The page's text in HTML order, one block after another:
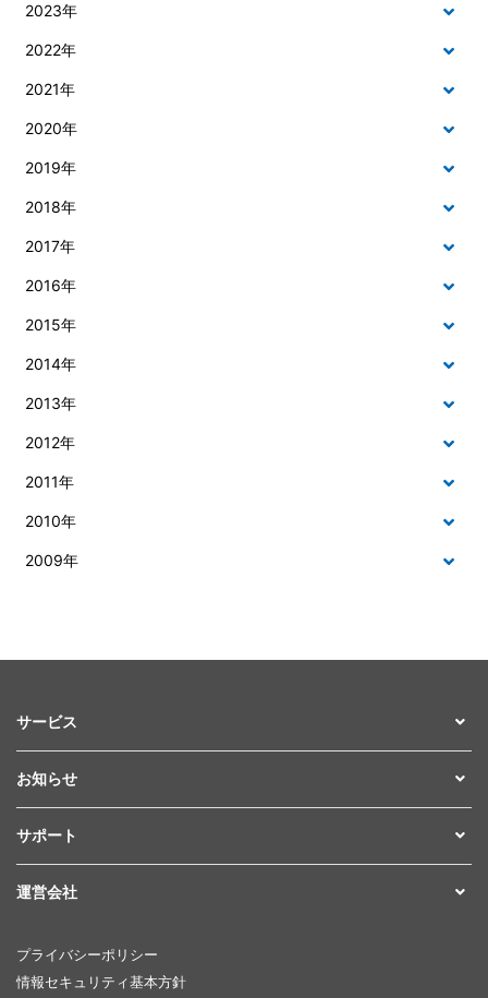
2023年
2022年
2021年
2020年
2019年
2018年
2017年
2016年
2015年
2014年
2013年
2012年
2011年
2010年
2009年
サービス
お知らせ
サポート
運営会社
プライバシーポリシー
情報セキュリティ基本方針